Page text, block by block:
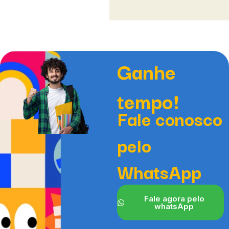
Ganhe
tempo!
Fale conosco
pelo
WhatsApp
Fale agora pelo
whatsApp